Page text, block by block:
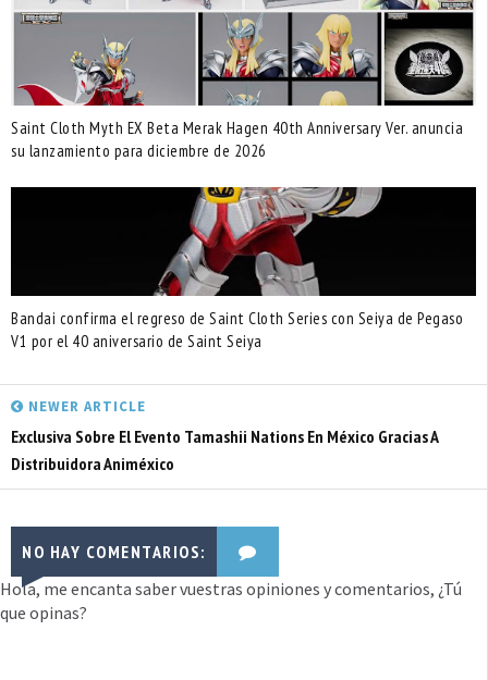
Saint Cloth Myth EX Beta Merak Hagen 40th Anniversary Ver. anuncia
su lanzamiento para diciembre de 2026
Bandai confirma el regreso de Saint Cloth Series con Seiya de Pegaso
V1 por el 40 aniversario de Saint Seiya
NEWER ARTICLE
Exclusiva Sobre El Evento Tamashii Nations En México Gracias A
Distribuidora Animéxico
NO HAY COMENTARIOS:
Hola, me encanta saber vuestras opiniones y comentarios, ¿Tú
que opinas?